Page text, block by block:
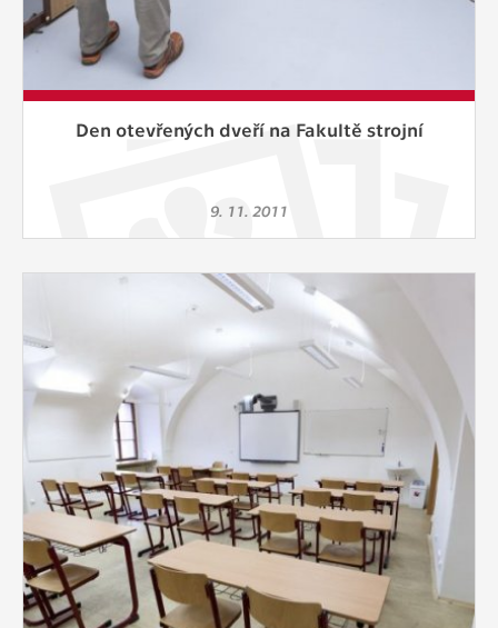
Den otevřených dveří na Fakultě strojní
9. 11. 2011